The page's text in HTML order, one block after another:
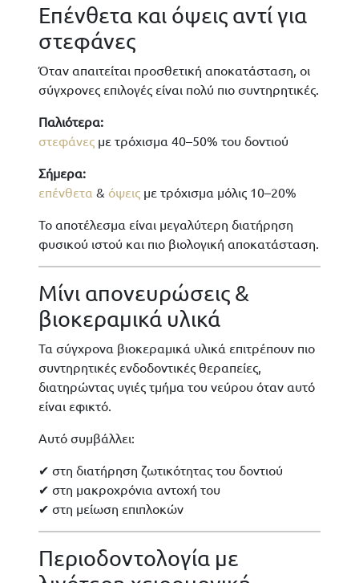
Επένθετα και όψεις αντί για
στεφάνες
Όταν απαιτείται προσθετική αποκατάσταση, οι
σύγχρονες επιλογές είναι πολύ πιο συντηρητικές.
Παλιότερα:
στεφάνες με τρόχισμα 40–50% του δοντιού
Σήμερα:
επένθετα & όψεις με τρόχισμα μόλις 10–20%
Το αποτέλεσμα είναι μεγαλύτερη διατήρηση
φυσικού ιστού και πιο βιολογική αποκατάσταση.
Μίνι απονευρώσεις &
βιοκεραμικά υλικά
Τα σύγχρονα βιοκεραμικά υλικά επιτρέπουν πιο
συντηρητικές ενδοδοντικές θεραπείες,
διατηρώντας υγιές τμήμα του νεύρου όταν αυτό
είναι εφικτό.
Αυτό συμβάλλει:
✔ στη διατήρηση ζωτικότητας του δοντιού
✔ στη μακροχρόνια αντοχή του
✔ στη μείωση επιπλοκών
Περιοδοντολογία με